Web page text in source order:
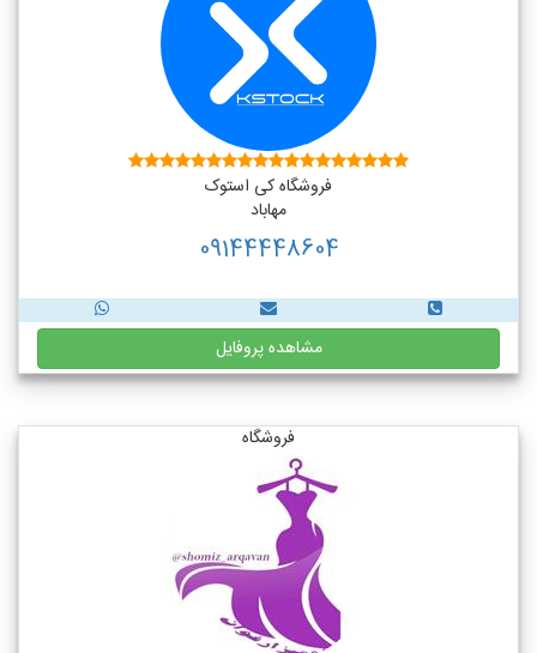
فروشگاه کی استوک
مهاباد
09144448604
مشاهده پروفایل
فروشگاه